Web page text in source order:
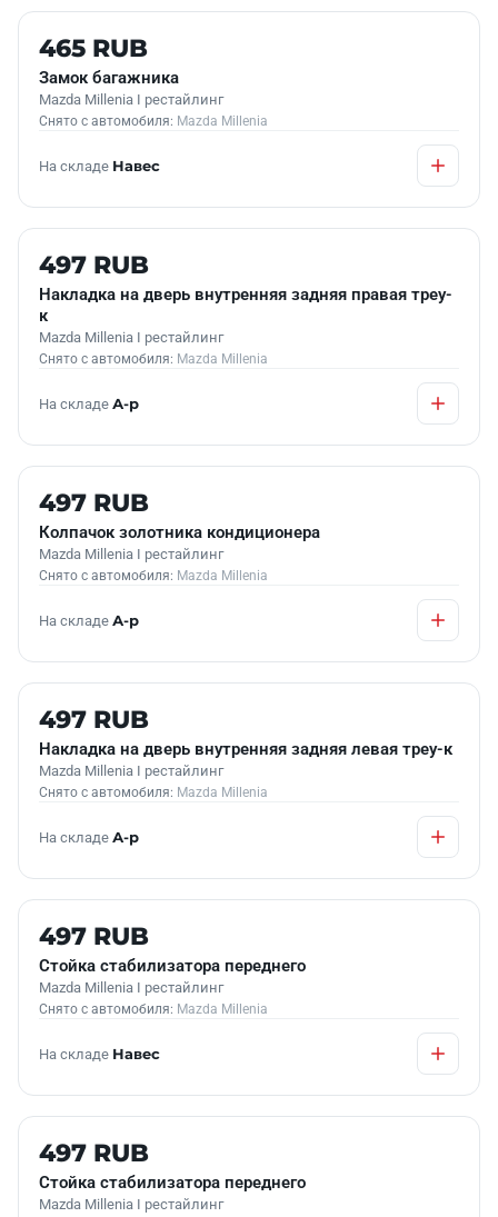
Б/У В НАЛИЧИИ
465 RUB
Замок багажника
Mazda Millenia I рестайлинг
Снято с автомобиля: Mazda Millenia
На складе Навес
Б/У В НАЛИЧИИ
497 RUB
Накладка на дверь внутренняя задняя правая треу-
к
Mazda Millenia I рестайлинг
Снято с автомобиля: Mazda Millenia
На складе А-р
Б/У В НАЛИЧИИ
497 RUB
Колпачок золотника кондиционера
Mazda Millenia I рестайлинг
Снято с автомобиля: Mazda Millenia
На складе А-р
Б/У В НАЛИЧИИ
497 RUB
Накладка на дверь внутренняя задняя левая треу-к
Mazda Millenia I рестайлинг
Снято с автомобиля: Mazda Millenia
На складе А-р
Б/У В НАЛИЧИИ
497 RUB
Стойка стабилизатора переднего
Mazda Millenia I рестайлинг
Снято с автомобиля: Mazda Millenia
На складе Навес
Б/У В НАЛИЧИИ
497 RUB
Стойка стабилизатора переднего
Mazda Millenia I рестайлинг